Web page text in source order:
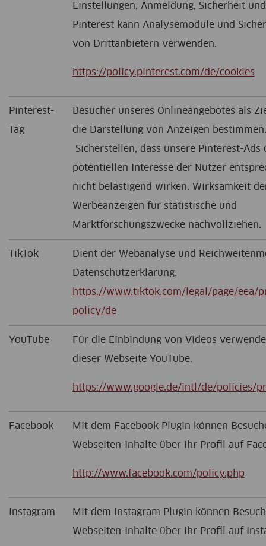
Einstellungen, Anmeldung, Sicherheit
Pinterest kann Analysemodule und
von Drittanbietern verwenden.
https://policy.pinterest.com/de/cookies
Pinterest-
Tag
Besucher unseres Onlineangebotes als
die Darstellung von Anzeigen bestimmen.
Sicherstellen, dass unsere Pinterest-Ads
potentiellen Interesse der Nutzer
nicht belästigend wirken. Wirksamkeit
Werbeanzeigen für statistische und
Marktforschungszwecke nachvollziehen.
TikTok
Dient der Webanalyse und
Datenschutzerklärung:
https://www.tiktok.com/legal/page/eea/
policy/de
YouTube
Für die Einbindung von Videos
dieser Webseite YouTube.
https://www.google.de/intl/de/policies/
Facebook
Mit dem Facebook Plugin können
Webseiten-Inhalte über ihr Profil auf
http://www.facebook.com/policy.php
Instagram
Mit dem Instagram Plugin können
Webseiten-Inhalte über ihr Profil auf